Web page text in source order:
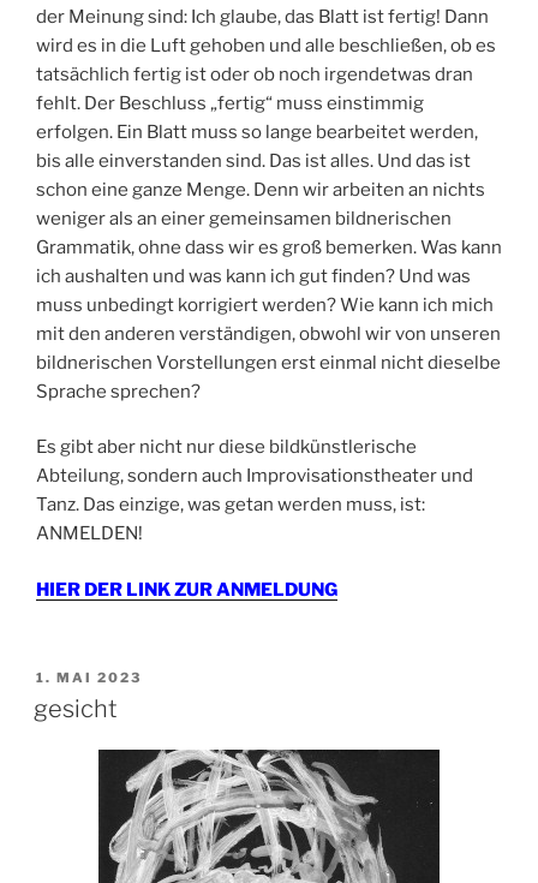
der Meinung sind: Ich glaube, das Blatt ist fertig! Dann
wird es in die Luft gehoben und alle beschließen, ob es
tatsächlich fertig ist oder ob noch irgendetwas dran
fehlt. Der Beschluss „fertig“ muss einstimmig
erfolgen. Ein Blatt muss so lange bearbeitet werden,
bis alle einverstanden sind. Das ist alles. Und das ist
schon eine ganze Menge. Denn wir arbeiten an nichts
weniger als an einer gemeinsamen bildnerischen
Grammatik, ohne dass wir es groß bemerken. Was kann
ich aushalten und was kann ich gut finden? Und was
muss unbedingt korrigiert werden? Wie kann ich mich
mit den anderen verständigen, obwohl wir von unseren
bildnerischen Vorstellungen erst einmal nicht dieselbe
Sprache sprechen?
Es gibt aber nicht nur diese bildkünstlerische
Abteilung, sondern auch Improvisationstheater und
Tanz. Das einzige, was getan werden muss, ist:
ANMELDEN!
HIER DER LINK ZUR ANMELDUNG
VERÖFFENTLICHT
1. MAI 2023
gesicht